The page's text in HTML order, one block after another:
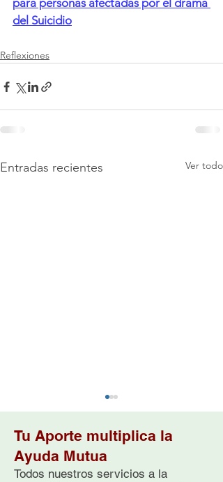
para personas afectadas por el drama
del Suicidio
Reflexiones
Entradas recientes Ver todo
Tu Aporte multiplica la
Ayuda Mutua
Todos nuestros servicios a la